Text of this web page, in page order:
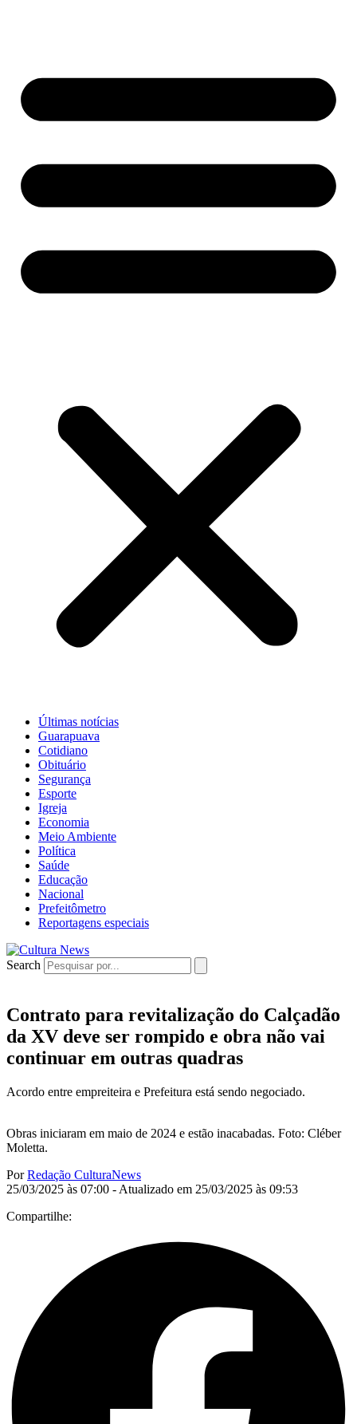
Últimas notícias
Guarapuava
Cotidiano
Obituário
Segurança
Esporte
Igreja
Economia
Meio Ambiente
Política
Saúde
Educação
Nacional
Prefeitômetro
Reportagens especiais
Search
Contrato para revitalização do Calçadão
da XV deve ser rompido e obra não vai
continuar em outras quadras
Acordo entre empreiteira e Prefeitura está sendo negociado.
Obras iniciaram em maio de 2024 e estão inacabadas. Foto: Cléber
Moletta.
PorRedação CulturaNews
25/03/2025 às 07:00 - Atualizado em 25/03/2025 às 09:53
Compartilhe: